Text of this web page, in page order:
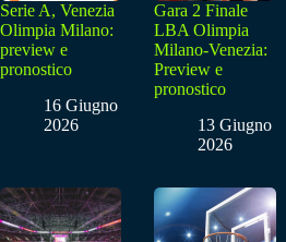
Serie A, Venezia
Olimpia Milano:
preview e
pronostico
16 Giugno
2026
Gara 2 Finale
LBA Olimpia
Milano-Venezia:
Preview e
pronostico
13 Giugno
2026